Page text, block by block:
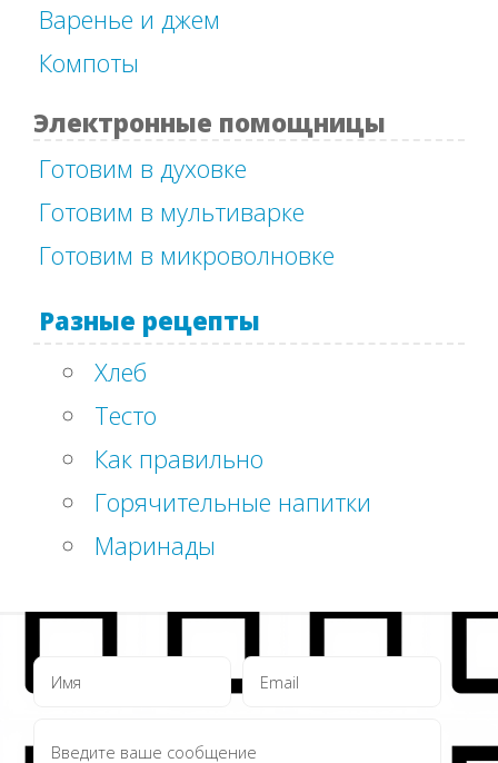
Варенье и джем
Компоты
Электронные помощницы
Готовим в духовке
Готовим в мультиварке
Готовим в микроволновке
Разные рецепты
Хлеб
Тесто
Как правильно
Горячительные напитки
Маринады